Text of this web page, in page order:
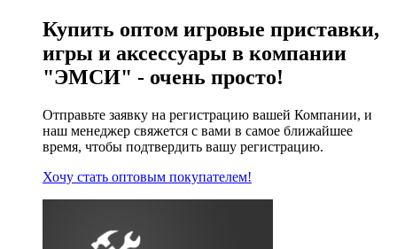
Купить оптом игровые приставки,
игры и аксессуары в компании
"ЭМСИ" - очень просто!
Отправьте заявку на регистрацию вашей Компании, и
наш менеджер свяжется с вами в самое ближайшее
время, чтобы подтвердить вашу регистрацию.
Хочу стать оптовым покупателем!